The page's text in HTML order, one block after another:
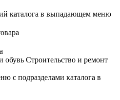
каталога в выпадающем меню
обувь Строительство и ремонт
с подразделами каталога в